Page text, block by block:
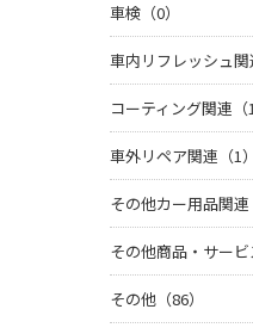
車検（0）
車内リフレッシュ関
コーティング関連（1
車外リペア関連（1）
その他カー用品関連
その他商品・サービ
その他（86）